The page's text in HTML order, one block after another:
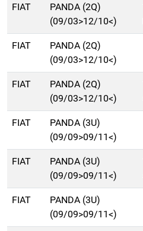
FIAT
PANDA (2Q)
(09/03>12/10<)
FIAT
PANDA (2Q)
(09/03>12/10<)
FIAT
PANDA (2Q)
(09/03>12/10<)
FIAT
PANDA (3U)
(09/09>09/11<)
FIAT
PANDA (3U)
(09/09>09/11<)
FIAT
PANDA (3U)
(09/09>09/11<)